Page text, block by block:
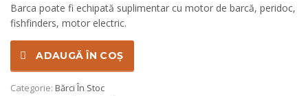
Barca poate fi echipată suplimentar cu motor de barcă, peridoc,
fishfinders, motor electric.
ADAUGĂ ÎN COȘ
Categorie: Bărci În Stoc